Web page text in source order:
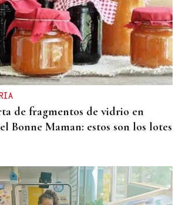
de fragmentos de vidrio en
Bonne Maman: estos son los lotes